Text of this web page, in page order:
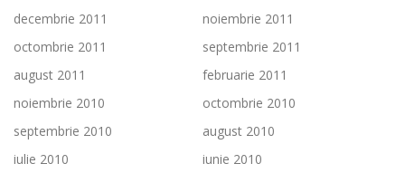
decembrie 2011
noiembrie 2011
octombrie 2011
septembrie 2011
august 2011
februarie 2011
noiembrie 2010
octombrie 2010
septembrie 2010
august 2010
iulie 2010
iunie 2010